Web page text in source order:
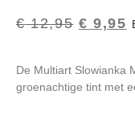
€12,95 € 9,95
De Multiart Slowianka
groenachtige tint met